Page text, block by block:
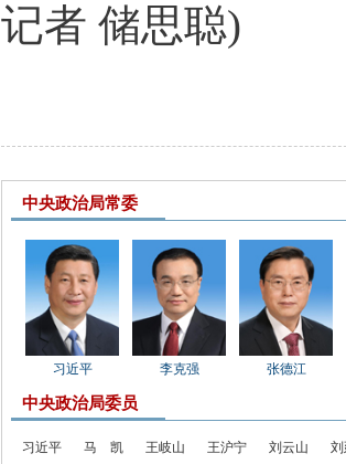
记者 储思聪)
中央政治局常委
习近平 李克强 张德江
中央政治局委员
习近平 马 凯 王岐山 王沪宁 刘云山